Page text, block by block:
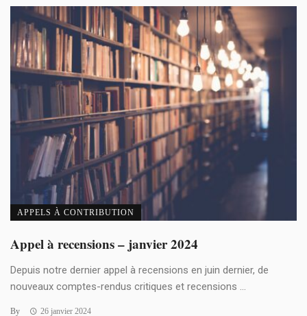
APPELS À CONTRIBUTION
Appel à recensions – janvier 2024
Depuis notre dernier appel à recensions en juin dernier, de
nouveaux comptes-rendus critiques et recensions ...
By 26 janvier 2024